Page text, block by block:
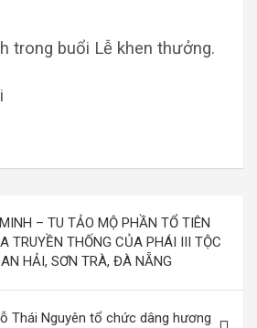
trong buổi Lễ khen thưởng.
– TU TẢO MỘ PHẦN TỔ TIÊN
TRUYỀN THỐNG CỦA PHÁI III TỘC
HẢI, SƠN TRÀ, ĐÀ NẴNG
Thái Nguyên tổ chức dâng hương